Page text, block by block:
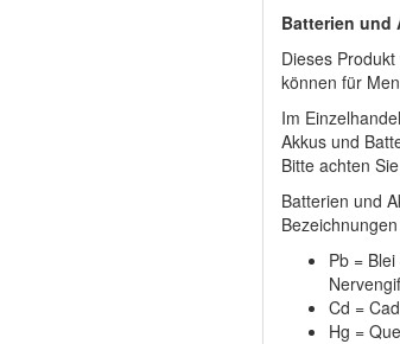
Batterien und
Dieses
können für
Im
Akkus und
Bitte achten
Batterien und
Pb =
Cd =
Hg =